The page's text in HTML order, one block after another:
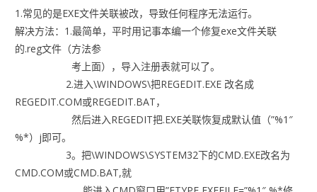
1.常见的是EXE文件关联被改，导致任何程序无法运行。
解决方法：1.最简单，平时用记事本编一个修复exe文件关联
的.reg文件（方法参
考上面），导入注册表就可以了。
2.进入\WINDOWS\把REGEDIT.EXE 改名成
REGEDIT.COM或REGEDIT.BAT，
然后进入REGEDIT把.EXE关联恢复成默认值（”%1″
%*）j即可。
3。把\WINDOWS\SYSTEM32下的CMD.EXE改名为
CMD.COM或CMD.BAT,就